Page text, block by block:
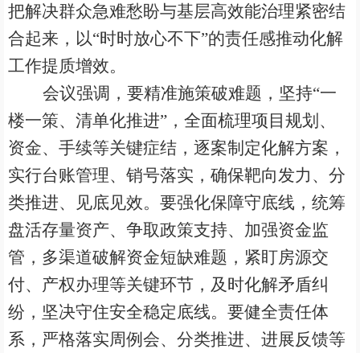
把解决群众急难愁盼与基层高效能治理紧密结
合起来，以“时时放心不下”的责任感推动化解
工作提质增效。
会议强调，要精准施策破难题，坚持“一
楼一策、清单化推进”，全面梳理项目规划、
资金、手续等关键症结，逐案制定化解方案，
实行台账管理、销号落实，确保靶向发力、分
类推进、见底见效。要强化保障守底线，统筹
盘活存量资产、争取政策支持、加强资金监
管，多渠道破解资金短缺难题，紧盯房源交
付、产权办理等关键环节，及时化解矛盾纠
纷，坚决守住安全稳定底线。要健全责任体
系，严格落实周例会、分类推进、进展反馈等